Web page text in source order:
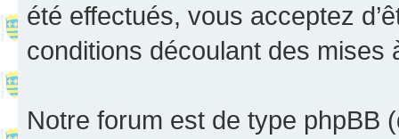
été effectués, vous acceptez
conditions découlant des mises
Notre forum est de type phpBB